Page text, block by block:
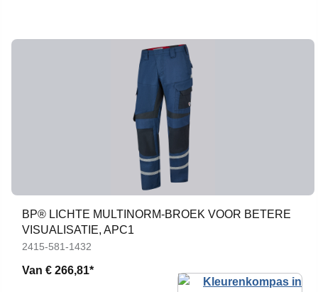
BP® LICHTE MULTINORM-BROEK VOOR BETERE
VISUALISATIE, APC1
2415-581-1432
Van € 266,81*